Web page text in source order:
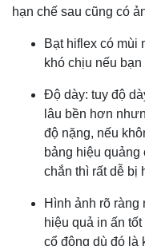
hạn chế sau cũng có
Bạt hiflex có mùi
khó chịu nếu
Độ dày: tuy độ
lâu bền hơn
độ nặng, nếu
bảng hiệu quảng
chắn thì rất dễ bị
Hình ảnh rõ ràng
hiệu quả in ấn
cổ động dù đó là